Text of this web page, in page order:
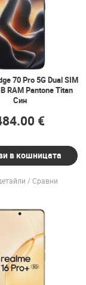
70 Pro 5G Dual SIM
RAM Pantone Titan
Син
€
в кошницата
Сравни